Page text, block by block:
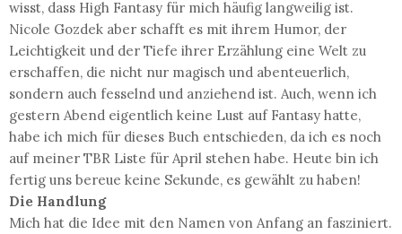
wisst, dass High Fantasy für mich häufig langweilig ist.
Nicole Gozdek aber schafft es mit ihrem Humor, der
Leichtigkeit und der Tiefe ihrer Erzählung eine Welt zu
erschaffen, die nicht nur magisch und abenteuerlich,
sondern auch fesselnd und anziehend ist. Auch, wenn ich
gestern Abend eigentlich keine Lust auf Fantasy hatte,
habe ich mich für dieses Buch entschieden, da ich es noch
auf meiner TBR Liste für April stehen habe. Heute bin ich
fertig uns bereue keine Sekunde, es gewählt zu haben!
Die Handlung
Mich hat die Idee mit den Namen von Anfang an fasziniert.